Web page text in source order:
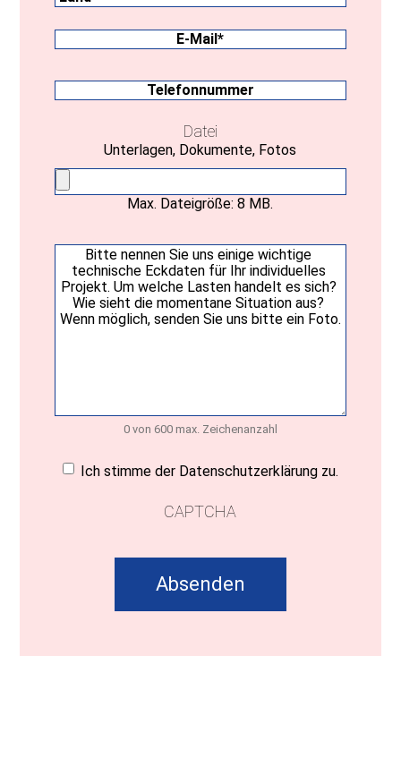
E-
Mail(erforderlich)
Telefonnummer
Datei
Unterlagen, Dokumente, Fotos
Max. Dateigröße: 8 MB.
Ihre
Nachricht(erforderlich)
0 von 600 max. Zeichenanzahl
Einwilligung(erforderlich)
Ich stimme der Datenschutzerklärung zu.
CAPTCHA